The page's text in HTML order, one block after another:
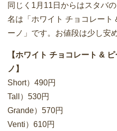
同じく1月11日からはスタバ
名は「ホワイト チョコレート
ーノ」です。お値段は少し安
【ホワイト チョコレート &
ノ】
Short）490円
Tall）530円
Grande）570円
Venti）610円